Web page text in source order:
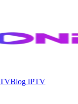
Blog IPTV